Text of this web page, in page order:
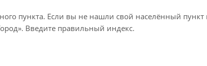
пункта. Если вы не нашли свой населённый
Введите правильный индекс.